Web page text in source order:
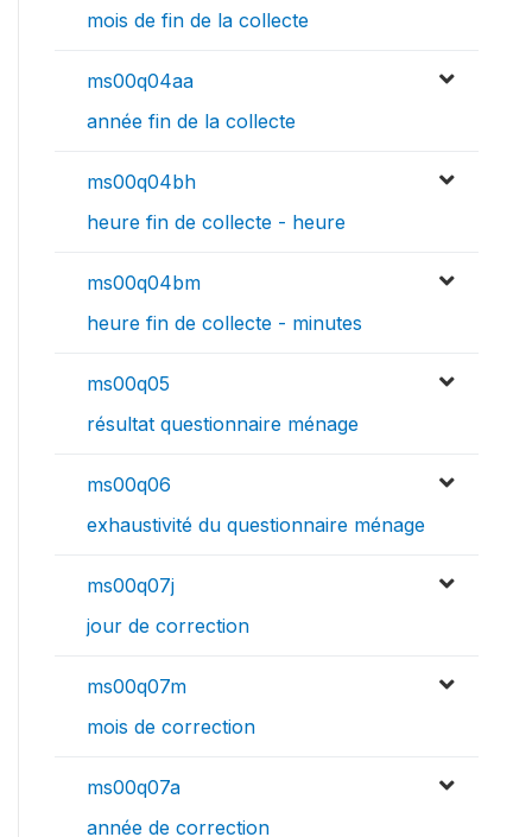
mois de fin de la collecte
ms00q04aa
année fin de la collecte
ms00q04bh
heure fin de collecte - heure
ms00q04bm
heure fin de collecte - minutes
ms00q05
résultat questionnaire ménage
ms00q06
exhaustivité du questionnaire ménage
ms00q07j
jour de correction
ms00q07m
mois de correction
ms00q07a
année de correction